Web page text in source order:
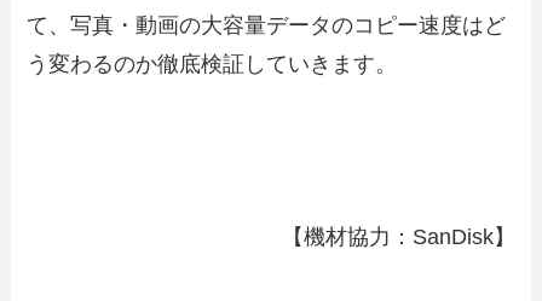
て、写真・動画の大容量データのコピー速度はど
う変わるのか徹底検証していきます。
【機材協力：SanDisk】